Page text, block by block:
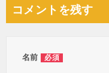
ビ
コメントを残す
名前 必須